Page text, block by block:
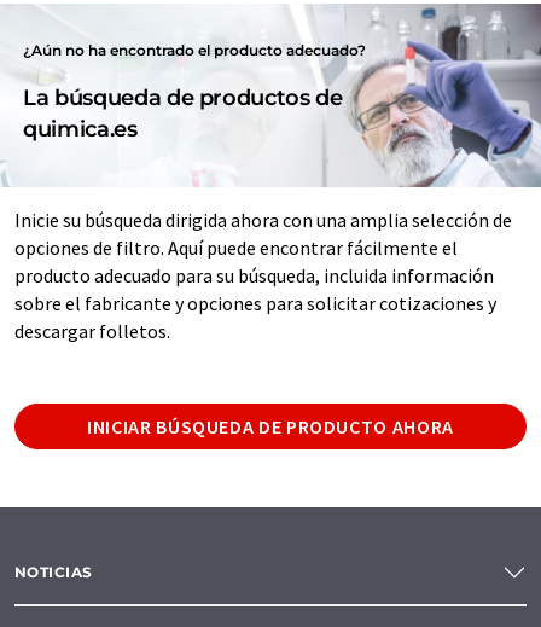
¿Aún no ha encontrado el producto adecuado?
La búsqueda de productos de
quimica.es
Inicie su búsqueda dirigida ahora con una amplia selección de
opciones de filtro. Aquí puede encontrar fácilmente el
producto adecuado para su búsqueda, incluida información
sobre el fabricante y opciones para solicitar cotizaciones y
descargar folletos.
INICIAR BÚSQUEDA DE PRODUCTO AHORA
NOTICIAS